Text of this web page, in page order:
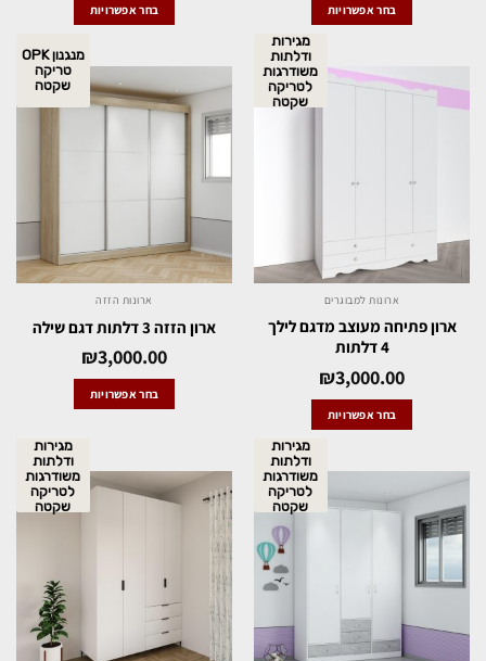
בחר אפשרויות בחר אפשרויות
מגירות
ודלתות
משודרגות
לטריקה
שקטה
ארונות למבוגרים
ארון פתיחה מעוצב מדגם לילך
4 דלתות
₪3,000.00
בחר אפשרויות
מנגנון OPK
טריקה
שקטה
ארונות הזזה
ארון הזזה 3 דלתות דגם שילה
₪3,000.00
בחר אפשרויות
מגירות
ודלתות
משודרגות
לטריקה
שקטה
מגירות
ודלתות
משודרגות
לטריקה
שקטה